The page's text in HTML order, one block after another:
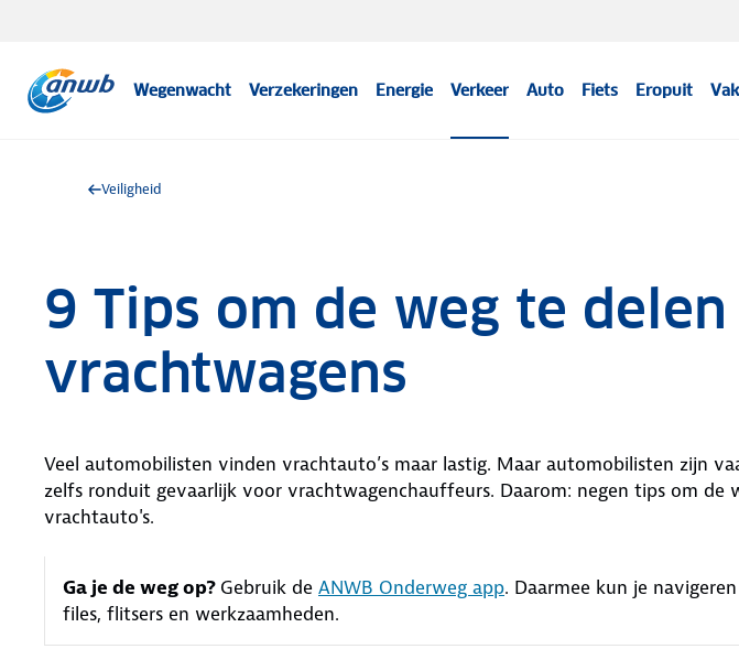
Wegenwacht Verzekeringen Energie Verkeer Auto Fiets Eropuit
Veiligheid
9 Tips om de weg te
vrachtwagens
Veel automobilisten vinden vrachtauto’s maar lastig. Maar automobilisten zijn
zelfs ronduit gevaarlijk voor vrachtwagenchauffeurs. Daarom: negen tips om de
vrachtauto's.
Ga je de weg op? Gebruik de ANWB Onderweg app. Daarmee kun je
files, flitsers en werkzaamheden.